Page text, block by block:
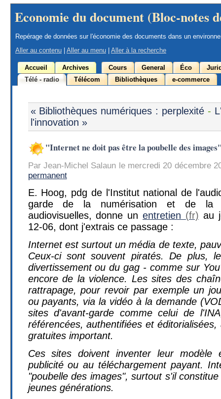
Economie du document (Bloc-notes
Repérage de données sur l'économie des documents dans un
Aller au contenu
Aller au menu Aller à la recherche
Accueil Archives Cours General Éco
Télé - radio
Télécom Bibliothèques e-commerce
« Bibliothèques numériques : perplexité -
l'innovation »
"Internet ne doit pas être la poubelle des
Par Jean-Michel Salaun le mercredi 20 décembre
permanent
E. Hoog, pdg de l'Institut national de
garde de la numérisation et de la
audiovisuelles, donne unentretien
au
12-06, dont j'extrais ce passage :
Internet est surtout un média de texte,
Ceux-ci sont souvent piratés. De plus,
divertissement ou du gag - comme sur
encore de la violence. Les sites des
rattrapage, pour revoir par exemple un
ou payants, via la vidéo à la demande
sites d'avant-garde comme celui de
référencées, authentifiées et
gratuites important.
Ces sites doivent inventer leur modèle
publicité ou au téléchargement payant.
"poubelle des images", surtout s'il
jeunes générations.